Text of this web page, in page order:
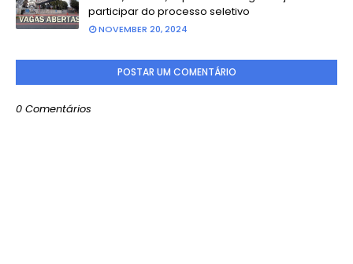
participar do processo seletivo
NOVEMBER 20, 2024
POSTAR UM COMENTÁRIO
0 Comentários